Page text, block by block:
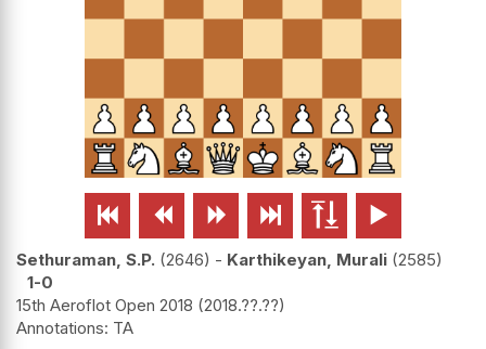
     
Sethuraman, S.P. 2646 - Karthikeyan, Murali 2585
1-0
15th Aeroflot Open 2018 2018.??.??
TA